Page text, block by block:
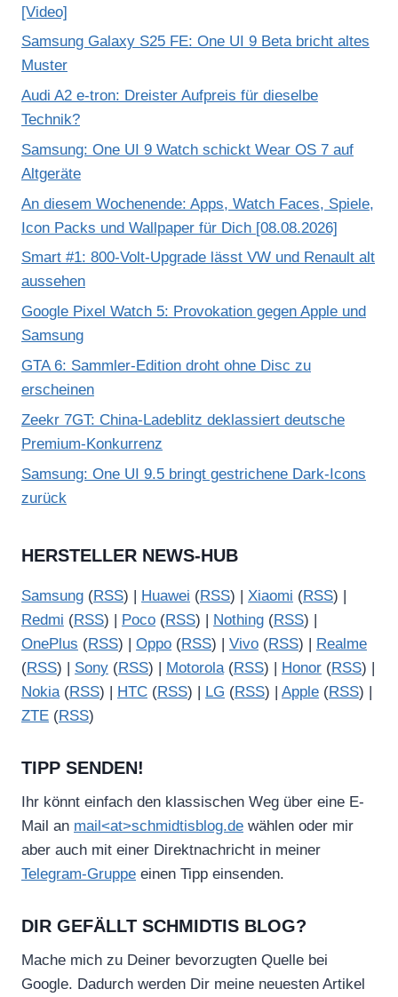
[Video]
Samsung Galaxy S25 FE: One UI 9 Beta bricht altes
Muster
Audi A2 e-tron: Dreister Aufpreis für dieselbe
Technik?
Samsung: One UI 9 Watch schickt Wear OS 7 auf
Altgeräte
An diesem Wochenende: Apps, Watch Faces, Spiele,
Icon Packs und Wallpaper für Dich [08.08.2026]
Smart #1: 800-Volt-Upgrade lässt VW und Renault alt
aussehen
Google Pixel Watch 5: Provokation gegen Apple und
Samsung
GTA 6: Sammler-Edition droht ohne Disc zu
erscheinen
Zeekr 7GT: China-Ladeblitz deklassiert deutsche
Premium-Konkurrenz
Samsung: One UI 9.5 bringt gestrichene Dark-Icons
zurück
HERSTELLER NEWS-HUB
Samsung (RSS) | Huawei (RSS) | Xiaomi (RSS) |
Redmi (RSS) | Poco (RSS) | Nothing (RSS) |
OnePlus (RSS) | Oppo (RSS) | Vivo (RSS) |
Realme
(RSS) | Sony (RSS) | Motorola(RSS) | Honor (RSS) |
Nokia(RSS) | HTC (RSS) | LG (RSS) | Apple (RSS) |
ZTE (RSS)
TIPP SENDEN!
Ihr könnt einfach den klassischen Weg über eine E-
Mail an mail<at>schmidtisblog.de wählen oder mir
aber auch mit einer Direktnachricht in meiner
Telegram-Gruppe einen Tipp einsenden.
DIR GEFÄLLT SCHMIDTIS BLOG?
Mache mich zu Deiner bevorzugten Quelle bei
Google. Dadurch werden Dir meine neuesten Artikel